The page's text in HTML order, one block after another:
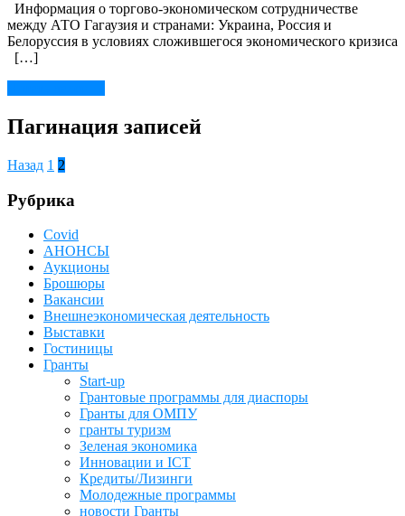
Информация о торгово-экономическом сотрудничестве
между АТО Гагаузия и странами: Украина, Россия и
Белоруссия в условиях сложившегося экономического кризиса
[…]
Пагинация записей
Назад 1 2
Рубрика
Covid
АНОНСЫ
Аукционы
Брошюры
Вакансии
Внешнеэкономическая деятельность
Выставки
Гостиницы
Гранты
Start-up
Грантовые программы для диаспоры
Гранты для ОМПУ
гранты туризм
Зеленая экономика
Инновации и ICT
Кредиты/Лизинги
Молодежные программы
новости Гранты